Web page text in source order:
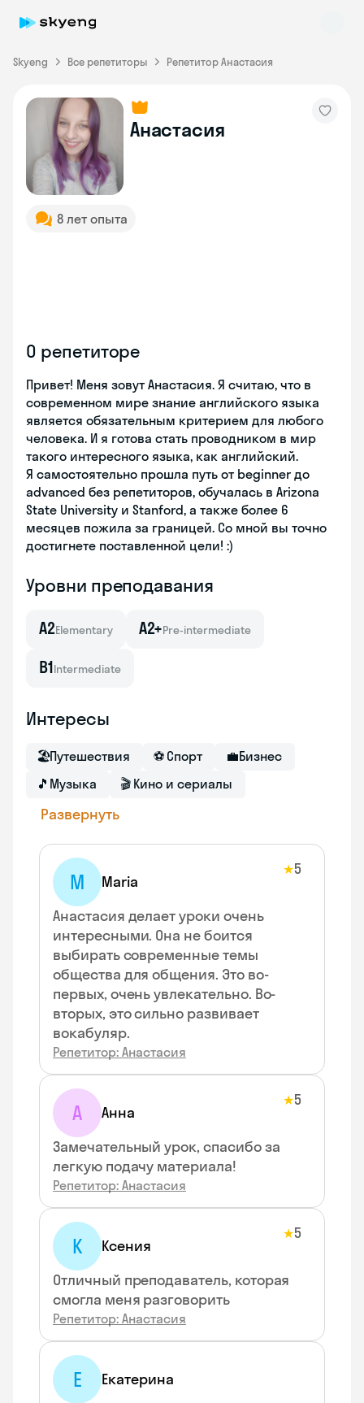
Skyeng Все репетиторы Репетитор Анастасия
Анастасия
8 лет опыта
О репетиторе
Привет! Меня зовут Анастасия. Я считаю, что в
современном мире знание английского языка
является обязательным критерием для любого
человека. И я готова стать проводником в мир
такого интересного языка, как английский.
Я самостоятельно прошла путь от beginner до
advanced без репетиторов, обучалась в Arizona
State University и Stanford, а также более 6
месяцев пожила за границей. Со мной вы точно
достигнете поставленной цели! :)
Уровни преподавания
A2Elementary A2+Pre-intermediate
B1Intermediate
Интересы
🏖Путешествия ⚽ Спорт 💼Бизнес
🎵 Музыка 🎬 Кино и сериалы
Развернуть
M Maria
★5
Анастасия делает уроки очень
интересными. Она не боится
выбирать современные темы
общества для общения. Это во-
первых, очень увлекательно. Во-
вторых, это сильно развивает
вокабуляр.
Репетитор: Анастасия
А Анна
★5
Замечательный урок, спасибо за
легкую подачу материала!
Репетитор: Анастасия
К Ксения
★5
Отличный преподаватель, которая
смогла меня разговорить
Репетитор: Анастасия
Е
Екатерина
Skyeng Chat
online